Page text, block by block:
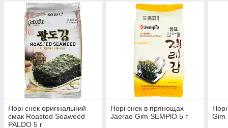
Норі снек оригінальний
смак Roasted Seaweed
PALDO 5 г
Норі снек в прянощах
Jaerae Gim SEMPlO 5 г
Gim